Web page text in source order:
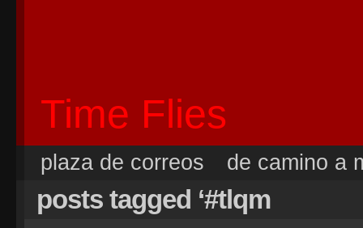
Time Flies
plaza de correos de camino a
posts tagged ‘#tlqm